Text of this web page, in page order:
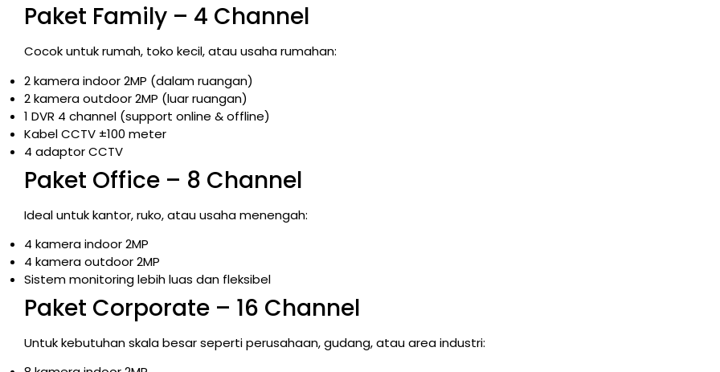
Paket Family – 4 Channel
Cocok untuk rumah, toko kecil, atau usaha rumahan:
2 kamera indoor 2MP (dalam ruangan)
2 kamera outdoor 2MP (luar ruangan)
1 DVR 4 channel (support online & offline)
Kabel CCTV ±100 meter
4 adaptor CCTV
Paket Office – 8 Channel
Ideal untuk kantor, ruko, atau usaha menengah:
4 kamera indoor 2MP
4 kamera outdoor 2MP
Sistem monitoring lebih luas dan fleksibel
Paket Corporate – 16 Channel
Untuk kebutuhan skala besar seperti perusahaan, gudang, atau area industri: